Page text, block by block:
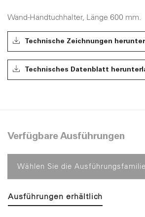
Wand-Handtuchhalter, Länge 600 mm.
Technische Zeichnungen
Technisches Datenblatt
Verfügbare Ausführungen
Wählen Sie die Ausführungsfamilie
Ausführungen erhältlich